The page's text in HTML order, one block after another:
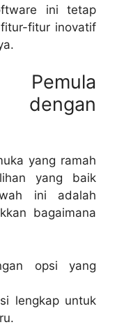
ini tetap
fitur inovatif
dengan
yang ramah
yang baik
ini adalah
bagaimana
opsi yang
lengkap untuk